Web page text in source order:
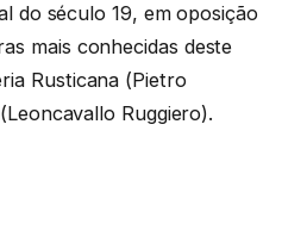
do século 19, em oposição
mais conhecidas deste
Rusticana (Pietro
Ruggiero).